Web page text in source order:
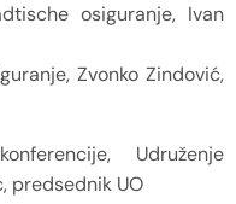
osiguranje, Ivan
Zvonko Zindović,
Udruženje
predsednik UO